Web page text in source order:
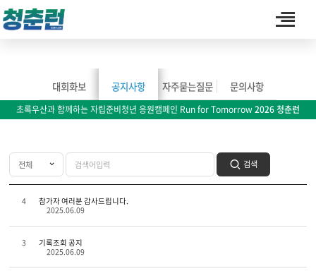
대회화보 공지사항 자주묻는질문 문의사항
초록우산과 함께하는 자립준비청년 응원캠페인 Run for Tomorrow2026 청춘런
검색
4
참가자 여러분 감사드립니다.
2025.06.09
3
기록조회 공지
2025.06.09